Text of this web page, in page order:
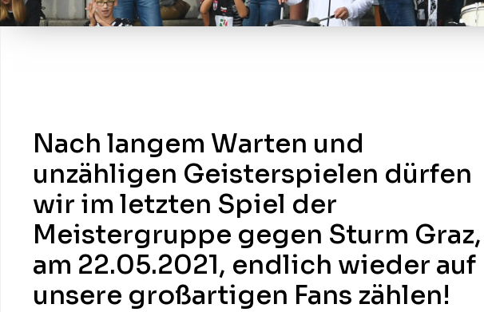
Nach langem Warten und
unzähligen Geisterspielen dürfen
wir im letzten Spiel der
Meistergruppe gegen Sturm Graz,
am 22.05.2021, endlich wieder auf
unsere großartigen Fans zählen!